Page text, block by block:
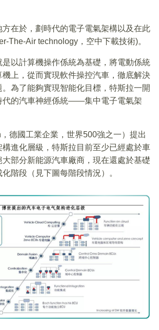
在於，劃時代的電子電氣架構以及在此
The-Air technology，空中下載技術)。
是以計算機操作係統為基礎，將電動係統
上，從而實現軟件操控汽車，徹底解決
為了能夠實現智能化目標，特斯拉一開
代的汽車神經係統——集中電子電氣架
德國工業企業，世界500強之一）提出
構進化層級，特斯拉目前至少已經處於車
部分新能源汽車廠商，現在還處於基礎
階段（見下圖每階段情況）。